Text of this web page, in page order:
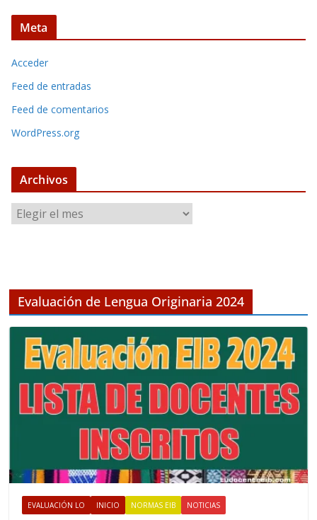
Meta
Acceder
Feed de entradas
Feed de comentarios
WordPress.org
Archivos
r
o
Evaluación de Lengua Originaria 2024
EVALUACIÓN LO INICIO NORMAS EIB NOTICIAS